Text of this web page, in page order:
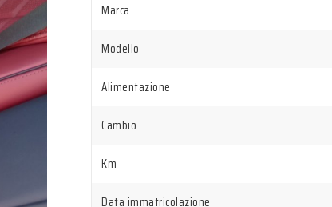
Marca
Modello
Alimentazione
Cambio
Km
Data immatricolazione